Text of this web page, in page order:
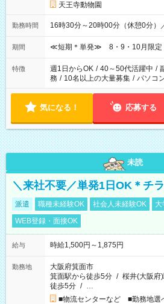
天王寺動物園
勤務時間 16時30分～20時00分（休憩0分）
期間 ≪短期＊単発≫ 8・9・10月限定
特徴 週1日からOK / 40～50代活躍中 /
務 / 10名以上の大量募集 / パソコ
気になる！ 応募する
未読
＼来社不要／単発1日OK＊チ
派遣 職種未経験OK 社会人未経験OK 大
WEB登録・面接OK
給与 時給1,500円～1,875円
勤務地
大阪府箕面市
箕面駅から徒歩5分 / 桜井(大阪府
徒歩5分 / …
■物流センターなど ■勤務地選